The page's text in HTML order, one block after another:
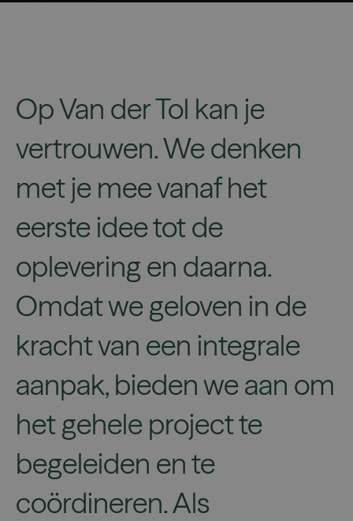
Op Van der Tol kan je
vertrouwen. We denken
met je mee vanaf het
eerste idee tot de
oplevering en daarna.
Omdat we geloven in de
kracht van een integrale
aanpak, bieden we aan om
het gehele project te
begeleiden en te
coördineren. Als